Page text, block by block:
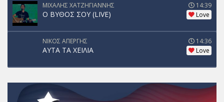
ΜΙΧΑΛΗΣ ΧΑΤΖΗΓΙΑΝΝΗΣ
Ο ΒΥΘΟΣ ΣΟΥ (LIVE)
14:39
Love
ΝΙΚΟΣ ΑΠΕΡΓΗΣ
ΑΥΤΑ ΤΑ ΧΕΙΛΙΑ
14:36
Love